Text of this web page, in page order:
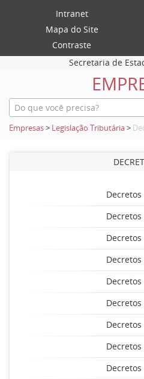
Intranet
Mapa do Site
Contraste
Secretaria de
Empresas> Legislação Tributária>
Decretos
Decretos
Decretos
Decretos
Decretos
Decretos
Decretos
Decretos
Decretos